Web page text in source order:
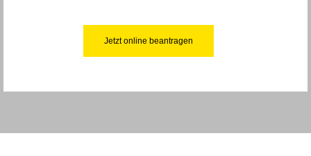
Jetzt online beantragen